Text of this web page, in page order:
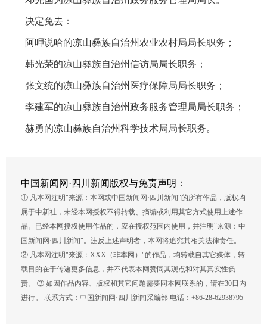
决定免去：
阿呷说哈的凉山彝族自治州农业农村局局长职务；
韩光荣的凉山彝族自治州信访局局长职务；
张文统的凉山彝族自治州医疗保障局局长职务；
李建军的凉山彝族自治州政务服务管理局局长职务；
赫勇的凉山彝族自治州科学技术局局长职务。
中国新闻网·四川新闻版权与免责声明：
① 凡本网注明"来源：本网或中国新闻网·四川新闻"的所有作品，版权均
属于中新社，未经本网授权不得转载、摘编或利用其它方式使用上述作
品。已经本网授权使用作品的，应在授权范围内使用，并注明"来源：中
国新闻网·四川新闻"。违反上述声明者，本网将追究其相关法律责任。
② 凡本网注明"来源：XXX（非本网）"的作品，均转载自其它媒体，转
载目的在于传递更多信息，并不代表本网赞同其观点和对其真实性负
责。 ③ 如因作品内容、版权和其它问题需要同本网联系的，请在30日内
进行。 联系方式：中国新闻网·四川新闻采编部 电话：+86-28-62938795